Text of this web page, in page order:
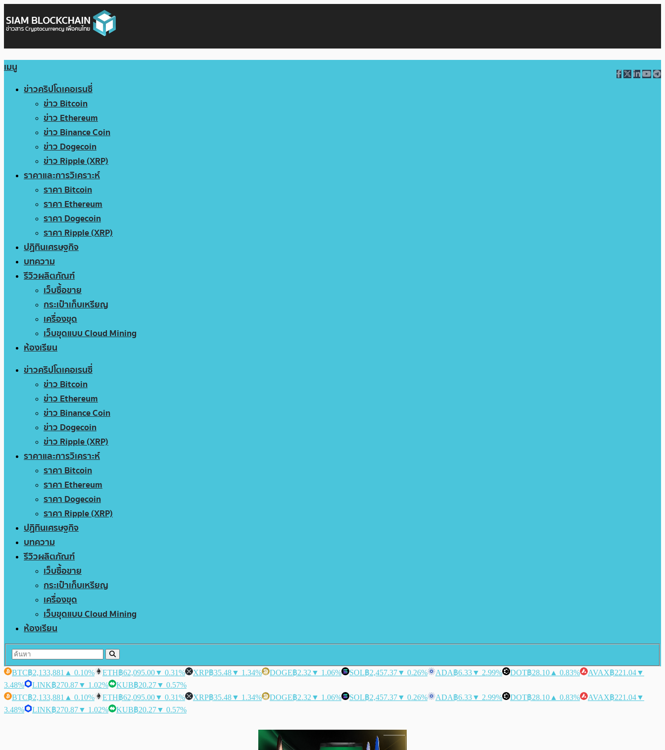
เมนู
ข่าวคริปโตเคอเรนซี่
ข่าว Bitcoin
ข่าว Ethereum
ข่าว Binance Coin
ข่าว Dogecoin
ข่าว Ripple (XRP)
ราคาและการวิเคราะห์
ราคา Bitcoin
ราคา Ethereum
ราคา Dogecoin
ราคา Ripple (XRP)
ปฏิทินเศรษฐกิจ
บทความ
รีวิวผลิตภัณฑ์
เว็บซื้อขาย
กระเป๋าเก็บเหรียญ
เครื่องขุด
เว็บขุดแบบ Cloud Mining
ห้องเรียน
ข่าวคริปโตเคอเรนซี่
ข่าว Bitcoin
ข่าว Ethereum
ข่าว Binance Coin
ข่าว Dogecoin
ข่าว Ripple (XRP)
ราคาและการวิเคราะห์
ราคา Bitcoin
ราคา Ethereum
ราคา Dogecoin
ราคา Ripple (XRP)
ปฏิทินเศรษฐกิจ
บทความ
รีวิวผลิตภัณฑ์
เว็บซื้อขาย
กระเป๋าเก็บเหรียญ
เครื่องขุด
เว็บขุดแบบ Cloud Mining
ห้องเรียน
BTC฿2,133,881 ▲ 0.10% ETH฿62,095.00▼ 0.31% XRP฿35.48▼ 1.34% DOGE฿2.32 ▼ 1.06% SOL฿2,457.37▼ 0.26% ADA฿6.33▼ 2.99% DOT฿28.10 ▲ 0.83% AVAX฿221.04▼
3.48%
LINK฿270.87▼ 1.02% KUB฿20.27▼ 0.57%
BTC฿2,133,881 ▲ 0.10% ETH฿62,095.00▼ 0.31% XRP฿35.48▼ 1.34% DOGE฿2.32 ▼ 1.06% SOL฿2,457.37▼ 0.26% ADA฿6.33▼ 2.99% DOT฿28.10 ▲ 0.83% AVAX฿221.04▼
3.48%
LINK฿270.87▼ 1.02% KUB฿20.27▼ 0.57%